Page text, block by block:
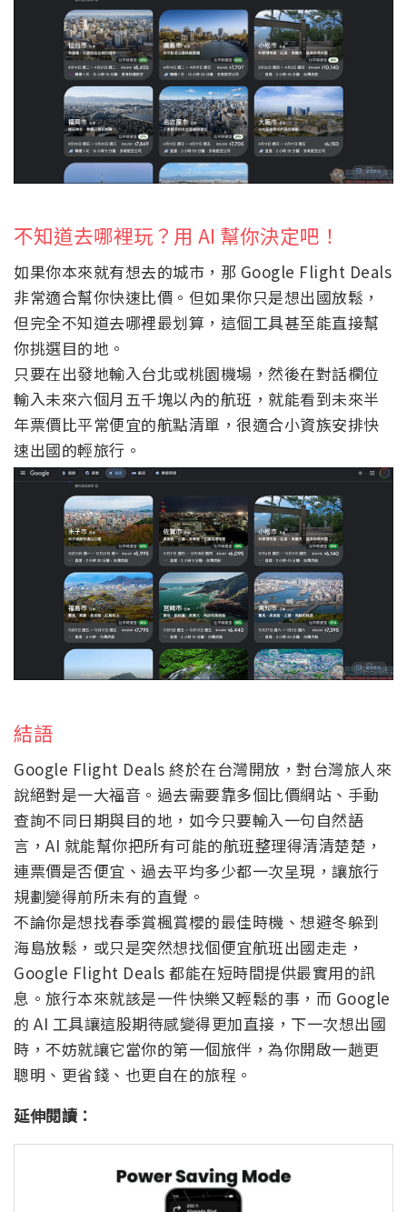
不知道去哪裡玩？用 AI 幫你決定吧！
如果你本來就有想去的城市，那 Google Flight Deals
非常適合幫你快速比價。但如果你只是想出國放鬆，
但完全不知道去哪裡最划算，這個工具甚至能直接幫
你挑選目的地。
只要在出發地輸入台北或桃園機場，然後在對話欄位
輸入未來六個月五千塊以內的航班，就能看到未來半
年票價比平常便宜的航點清單，很適合小資族安排快
速出國的輕旅行。
結語
Google Flight Deals 終於在台灣開放，對台灣旅人來
說絕對是一大福音。過去需要靠多個比價網站、手動
查詢不同日期與目的地，如今只要輸入一句自然語
言，AI 就能幫你把所有可能的航班整理得清清楚楚，
連票價是否便宜、過去平均多少都一次呈現，讓旅行
規劃變得前所未有的直覺。
不論你是想找春季賞楓賞櫻的最佳時機、想避冬躲到
海島放鬆，或只是突然想找個便宜航班出國走走，
Google Flight Deals 都能在短時間提供最實用的訊
息。旅行本來就該是一件快樂又輕鬆的事，而 Google
的 AI 工具讓這股期待感變得更加直接，下一次想出國
時，不妨就讓它當你的第一個旅伴，為你開啟一趟更
聰明、更省錢、也更自在的旅程。
延伸閱讀：